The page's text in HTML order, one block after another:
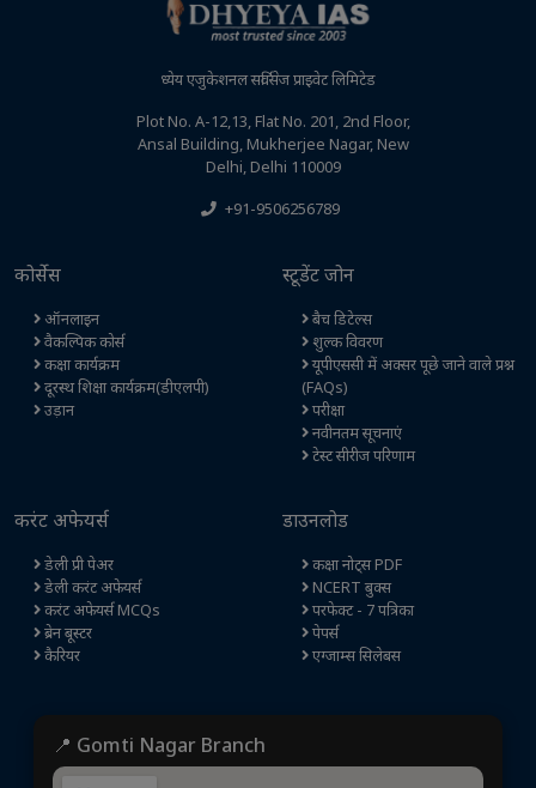
ध्येय एजुकेशनल सर्विसेज प्राइवेट लिमिटेड
Plot No. A-12,13, Flat No. 201, 2nd Floor,
Ansal Building, Mukherjee Nagar, New
Delhi, Delhi 110009
+91-9506256789
कोर्सेस
ऑनलाइन
वैकल्पिक कोर्स
कक्षा कार्यक्रम
दूरस्थ शिक्षा कार्यक्रम(डीएलपी)
उड़ान
स्टूडेंट जोन
बैच डिटेल्स
शुल्क विवरण
यूपीएससी में अक्सर पूछे जाने वाले प्रश्न
(FAQs)
परीक्षा
नवीनतम सूचनाएं
टेस्ट सीरीज परिणाम
करंट अफेयर्स
डेली प्री पेअर
डेली करंट अफेयर्स
करंट अफेयर्स MCQs
ब्रेन बूस्टर
कैरियर
डाउनलोड
कक्षा नोट्स PDF
NCERT बुक्स
परफेक्ट - 7 पत्रिका
पेपर्स
एग्जाम्स सिलेबस
📍 Gomti Nagar Branch